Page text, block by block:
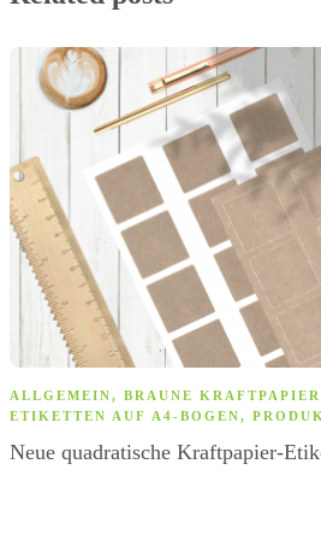
ALLGEMEIN, BRAUNE
ETIKETTEN AUF A4-BOGEN,
Neue quadratische Kraftpapier-